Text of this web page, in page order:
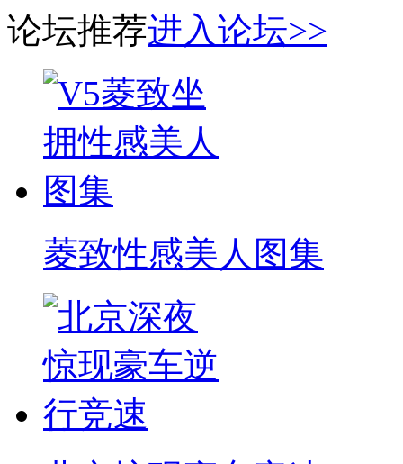
论坛推荐进入论坛>>
菱致性感美人图集